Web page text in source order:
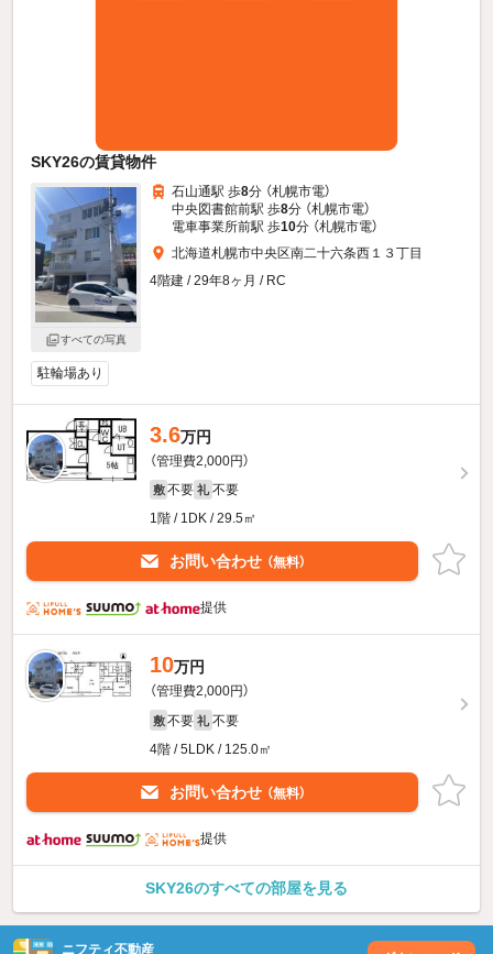
SKY26の賃貸物件
すべての写真
石山通駅 歩8分 （札幌市電）
中央図書館前駅 歩8分 （札幌市電）
電車事業所前駅 歩10分 （札幌市電）
北海道札幌市中央区南二十六条西１３丁目
4階建 / 29年8ヶ月 / RC
駐輪場あり
3.6万円
（管理費2,000円）
敷 不要 礼 不要
1階 / 1DK / 29.5㎡
お問い合わせ （無料）
提供
10万円
（管理費2,000円）
敷 不要 礼 不要
4階 / 5LDK / 125.0㎡
お問い合わせ （無料）
提供
SKY26のすべての部屋を見る
ニフティ不動産